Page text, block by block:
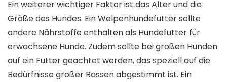
Ein weiterer wichtiger Faktor ist das Alter und die
Größe des Hundes. Ein Welpenhundefutter sollte
andere Nährstoffe enthalten als Hundefutter für
erwachsene Hunde. Zudem sollte bei großen Hunden
auf ein Futter geachtet werden, das speziell auf die
Bedürfnisse großer Rassen abgestimmt ist. Ein